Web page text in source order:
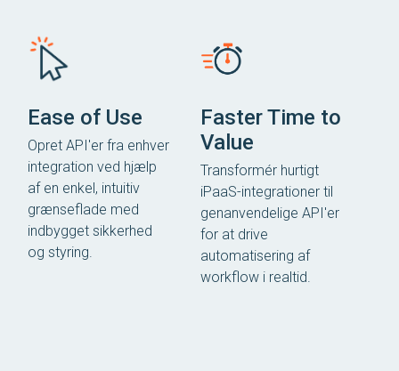
Ease of Use
Opret API'er fra enhver
integration ved hjælp
af en enkel, intuitiv
grænseflade med
indbygget sikkerhed
og styring.
Faster Time to
Value
Transformér hurtigt
iPaaS-integrationer til
genanvendelige API'er
for at drive
automatisering af
workflow i realtid.